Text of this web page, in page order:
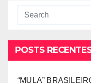
POSTS
“MULA”